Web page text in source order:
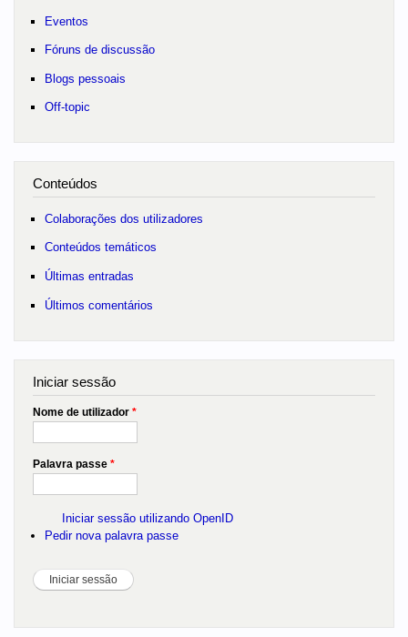
Eventos
Fóruns de discussão
Blogs pessoais
Off-topic
Conteúdos
Colaborações dos utilizadores
Conteúdos temáticos
Últimas entradas
Últimos comentários
Iniciar sessão
Nome de utilizador *
Palavra passe *
Iniciar sessão utilizando OpenID
Pedir nova palavra passe